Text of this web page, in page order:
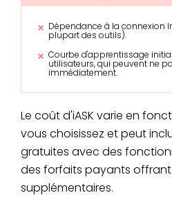
Dépendance à la connexion
plupart des outils).
Courbe d'apprentissage
utilisateurs, qui peuvent ne
immédiatement.
Le coût d'iASK varie en
vous choisissez et peut
gratuites avec des
des forfaits payants
supplémentaires.